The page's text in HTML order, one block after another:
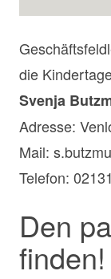
die
Svenja
Adresse:
Mail:
Telefon:
Den
finden!